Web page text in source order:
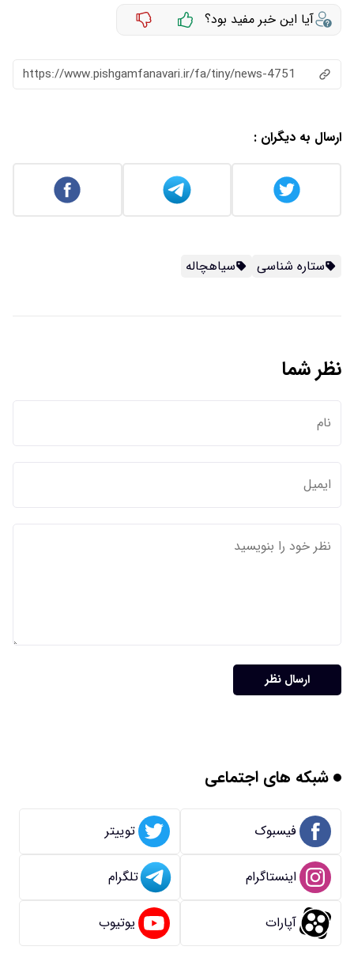
آیا این خبر مفید بود؟
https://www.pishgamfanavari.ir/fa/tiny/news-4751
ارسال به دیگران :
ستاره شناسی سیاهچاله
نظر شما
ارسال نظر
شبکه های اجتماعی
فیسبوک توییتر
اینستاگرام تلگرام
آپارات یوتیوب